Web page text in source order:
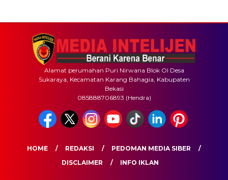
Alamat perumahan Puri Nirwana Blok OI Desa
Sukaraya, Kecamatan Karang Bahagia, Kabupaten
Bekasi
085888706893 (Hendra)
HOME REDAKSI
PEDOMAN MEDIA SIBER
DISCLAIMER
INFO IKLAN